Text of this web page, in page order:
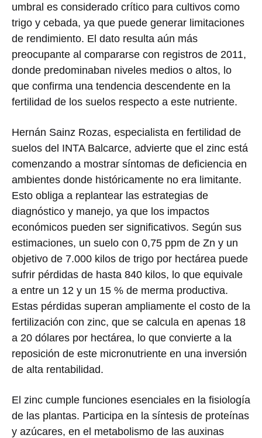
umbral es considerado crítico para cultivos como
trigo y cebada, ya que puede generar limitaciones
de rendimiento. El dato resulta aún más
preocupante al compararse con registros de 2011,
donde predominaban niveles medios o altos, lo
que confirma una tendencia descendente en la
fertilidad de los suelos respecto a este nutriente.
Hernán Sainz Rozas, especialista en fertilidad de
suelos del INTA Balcarce, advierte que el zinc está
comenzando a mostrar síntomas de deficiencia en
ambientes donde históricamente no era limitante.
Esto obliga a replantear las estrategias de
diagnóstico y manejo, ya que los impactos
económicos pueden ser significativos. Según sus
estimaciones, un suelo con 0,75 ppm de Zn y un
objetivo de 7.000 kilos de trigo por hectárea puede
sufrir pérdidas de hasta 840 kilos, lo que equivale
a entre un 12 y un 15 % de merma productiva.
Estas pérdidas superan ampliamente el costo de la
fertilización con zinc, que se calcula en apenas 18
a 20 dólares por hectárea, lo que convierte a la
reposición de este micronutriente en una inversión
de alta rentabilidad.
El zinc cumple funciones esenciales en la fisiología
de las plantas. Participa en la síntesis de proteínas
y azúcares, en el metabolismo de las auxinas